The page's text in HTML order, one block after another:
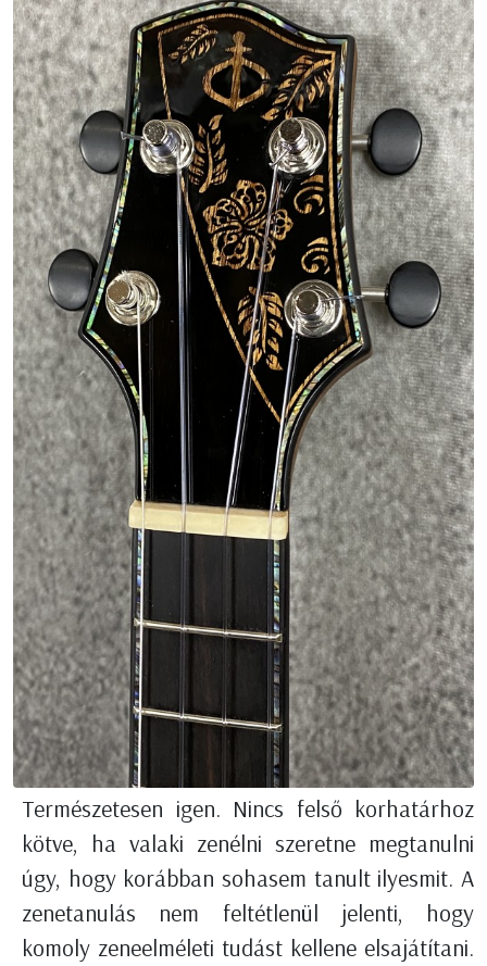
Természetesen igen. Nincs felső korhatárhoz
kötve, ha valaki zenélni szeretne megtanulni
úgy, hogy korábban sohasem tanult ilyesmit. A
zenetanulás nem feltétlenül jelenti, hogy
komoly zeneelméleti tudást kellene elsajátítani.